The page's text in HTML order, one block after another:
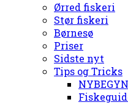
Ørred fiskeri
Stør fiskeri
Børnesø
Priser
Sidste nyt
Tips og Tricks